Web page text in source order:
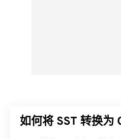
如何将 SST 转换为